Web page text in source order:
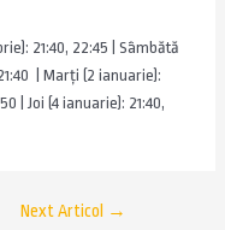
21:40, 22:45 | Sâmbătă
| Marți (2 ianuarie):
| Joi (4 ianuarie): 21:40,
Next Articol →